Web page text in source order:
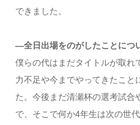
できました。
―全日出場をのがしたことにつ
僕らの代はまだタイトルが取れ
力不足や今までやってきたこと
た。今後まだ清瀬杯の選考試合
で、そこで何か4年生は次の世